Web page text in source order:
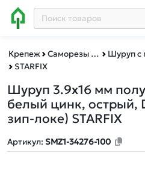
Крепеж Саморезы и шурупы Шуруп c полусферической головкой DIN
STARFIX
Шуруп 3.9х16 мм
белый цинк, острый,
зип-локе) STARFIX
Артикул: SMZ1-34276-100